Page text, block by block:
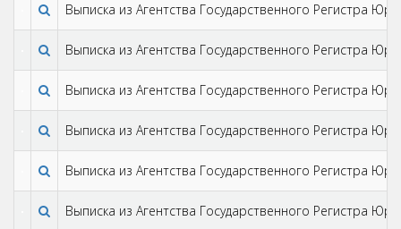
Выписка из Агентства Государственного Регистра
Выписка из Агентства Государственного Регистра
Выписка из Агентства Государственного Регистра
Выписка из Агентства Государственного Регистра
Выписка из Агентства Государственного Регистра
Выписка из Агентства Государственного Регистра